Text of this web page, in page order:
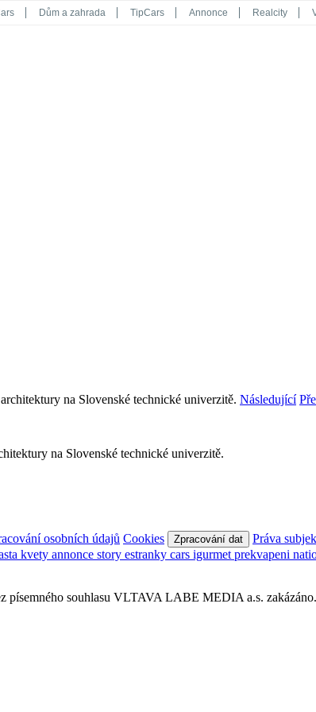
Dům a zahrada TipCars Annonce Realcity
Následující
na Slovenské technické univerzitě.
osobních údajů Cookies Zpracování dat
Práva
kvety annonce story estranky cars igurmet prekvapeni
souhlasu VLTAVA LABE MEDIA a.s.